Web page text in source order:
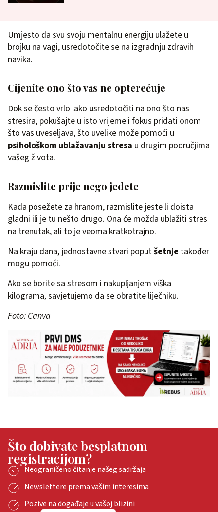
Umjesto da svu svoju mentalnu energiju ulažete u
brojku na vagi, usredotočite se na izgradnju zdravih
navika.
Cijenite ono što vas ne opterećuje
Dok se često vrlo lako usredotočiti na ono što nas
stresira, pokušajte u isto vrijeme i fokus pridati onom
što vas uveseljava, što uvelike može pomoći u
psihološkom ublažavanju stresa u drugim područjima
vašeg života.
Razmislite prije nego jedete
Kada posežete za hranom, razmislite jeste li doista
gladni ili je tu nešto drugo. Ona će možda ublažiti stres
na trenutak, ali to je veoma kratkotrajno.
Na kraju dana, jednostavne stvari poputšetnje također
mogu pomoći.
Ako se borite sa stresom i nakupljanjem viška
kilograma, savjetujemo da se obratite liječniku.
Foto: Canva
Što dobivate besplatnom
registracijom?
Neograničeno čitanje našeg sadržaja
Newslettere prema vašim interesima
Pozive na događaje u vašoj blizini